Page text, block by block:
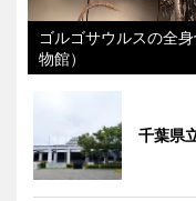
ゴルゴサウルスの全
物館）
千葉県